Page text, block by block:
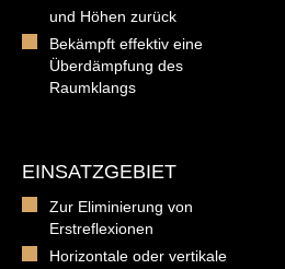
und Höhen zurück
Bekämpft effektiv eine
Überdämpfung des
Raumklangs
EINSATZGEBIET
Zur Eliminierung von
Erstreflexionen
Horizontale oder vertikale